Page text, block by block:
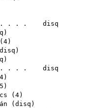
()
()
. . . disq
)
4)
disq )
)
. . . disq
4)
5 )
( 4)
( disq )